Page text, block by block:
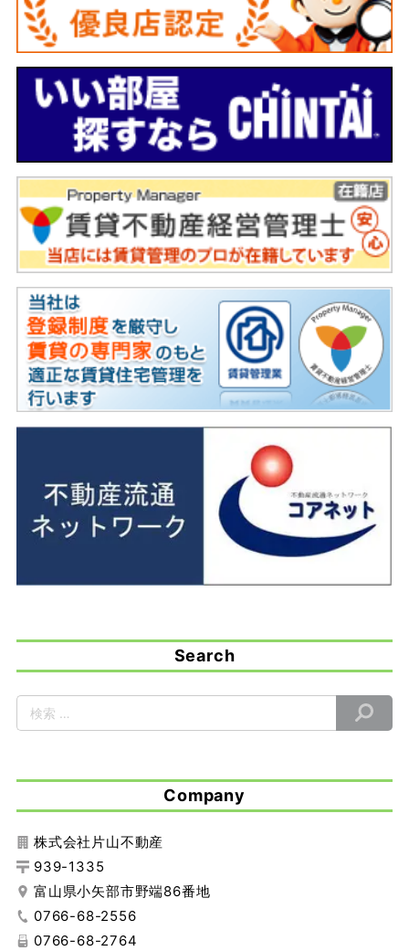
Search
Company
株式会社片山不動産
939-1335
富山県小矢部市野端86番地
0766-68-2556
0766-68-2764